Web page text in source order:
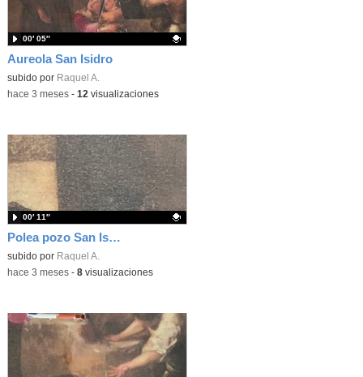
Aureola San Isidro
Contenido educativo.
subido por Raquel A.
00′ 05″
-hace 3 meses- 12 visualizaciones
Polea pozo San Isidro
Contenido educativo.
subido por Raquel A.
00′ 11″
-hace 3 meses- 8visualizaciones